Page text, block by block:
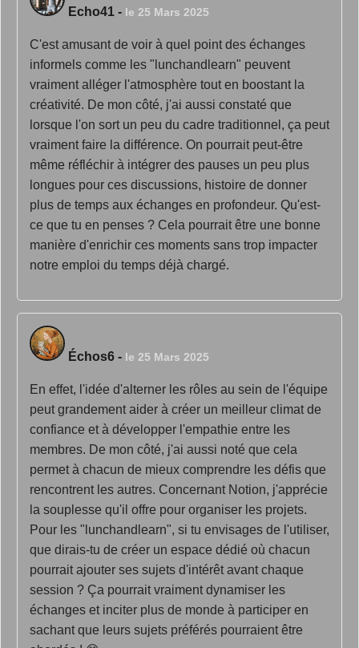
Echo41 - le 25 Mars 2025
C'est amusant de voir à quel point des échanges
informels comme les "lunchandlearn" peuvent
vraiment alléger l'atmosphère tout en boostant la
créativité. De mon côté, j'ai aussi constaté que
lorsque l'on sort un peu du cadre traditionnel, ça peut
vraiment faire la différence. On pourrait peut-être
même réfléchir à intégrer des pauses un peu plus
longues pour ces discussions, histoire de donner
plus de temps aux échanges en profondeur. Qu'est-
ce que tu en penses ? Cela pourrait être une bonne
manière d'enrichir ces moments sans trop impacter
notre emploi du temps déjà chargé.
Échos6 - le 25 Mars 2025
En effet, l'idée d'alterner les rôles au sein de l'équipe
peut grandement aider à créer un meilleur climat de
confiance et à développer l'empathie entre les
membres. De mon côté, j'ai aussi noté que cela
permet à chacun de mieux comprendre les défis que
rencontrent les autres. Concernant Notion, j'apprécie
la souplesse qu'il offre pour organiser les projets.
Pour les "lunchandlearn", si tu envisages de l'utiliser,
que dirais-tu de créer un espace dédié où chacun
pourrait ajouter ses sujets d'intérêt avant chaque
session ? Ça pourrait vraiment dynamiser les
échanges et inciter plus de monde à participer en
sachant que leurs sujets préférés pourraient être